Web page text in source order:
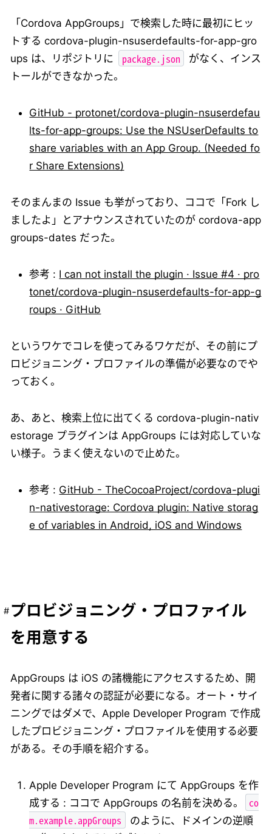
「Cordova AppGroups」で検索した時に最初にヒッ
トする cordova-plugin-nsuserdefaults-for-app-gro
ups は、リポジトリに
package.json
がなく、インス
トールができなかった。
GitHub - protonet/cordova-plugin-nsuserdefau
lts-for-app-groups: Use the NSUserDefaults to
share variables with an App Group. (Needed fo
r Share Extensions)
そのまんまの Issue も挙がっており、ココで「Fork し
ましたよ」とアナウンスされていたのが cordova-app
groups-dates だった。
参考 : I can not install the plugin · Issue #4 · pro
tonet/cordova-plugin-nsuserdefaults-for-app-g
roups · GitHub
というワケでコレを使ってみるワケだが、その前にプ
ロビジョニング・プロファイルの準備が必要なのでや
っておく。
あ、あと、検索上位に出てくる cordova-plugin-nativ
estorage プラグインは AppGroups には対応していな
い様子。うまく使えないので止めた。
参考 : GitHub - TheCocoaProject/cordova-plugi
n-nativestorage: Cordova plugin: Native storag
e of variables in Android, iOS and Windows
プロビジョニング・プロファイル
を用意する
AppGroups は iOS の諸機能にアクセスするため、開
発者に関する諸々の認証が必要になる。オート・サイ
ニングではダメで、Apple Developer Program で作成
したプロビジョニング・プロファイルを使用する必要
がある。その手順を紹介する。
Apple Developer Program にて AppGroups を作
成する : ココで AppGroups の名前を決める。
co
m.example.appGroups
のように、ドメインの逆順